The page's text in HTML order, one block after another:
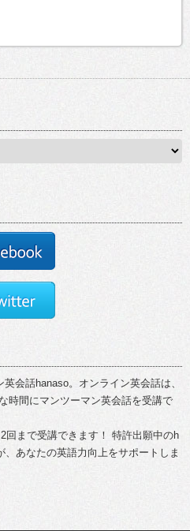
会話hanaso。オンライン英会話は、
時間にマンツーマン英会話を受講で
回まで受講できます！ 特許出願中のh
あなたの英語力向上をサポートしま